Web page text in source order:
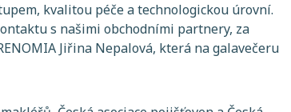
kvalitou péče a technologickou úrovní.
s našimi obchodními partnery, za
Jiřina Nepalová, která na galavečeru